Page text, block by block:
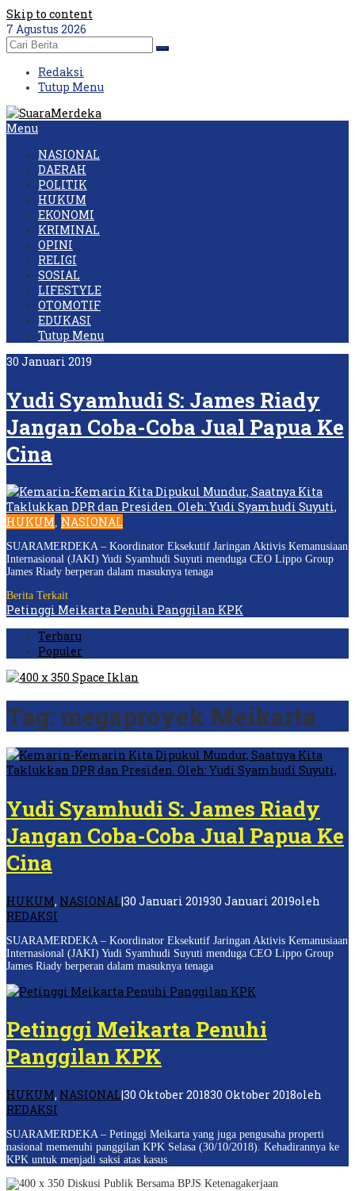
Skip to content
7 Agustus 2026
Redaksi
Tutup Menu
Menu
NASIONAL
DAERAH
POLITIK
HUKUM
EKONOMI
KRIMINAL
OPINI
RELIGI
SOSIAL
LIFESTYLE
OTOMOTIF
EDUKASI
Tutup Menu
30 Januari 2019
Yudi Syamhudi S: James Riady
Jangan Coba-Coba Jual Papua Ke
Cina
HUKUM, NASIONAL
SUARAMERDEKA – Koordinator Eksekutif Jaringan Aktivis Kemanusiaan
Internasional (JAKI) Yudi Syamhudi Suyuti menduga CEO Lippo Group
James Riady berperan dalam masuknya tenaga
Berita Terkait
Petinggi Meikarta Penuhi Panggilan KPK
Terbaru
Populer
Tag: megaproyek Meikarta
Yudi Syamhudi S: James Riady
Jangan Coba-Coba Jual Papua Ke
Cina
HUKUM, NASIONAL|30 Januari 201930 Januari 2019oleh
REDAKSI
SUARAMERDEKA – Koordinator Eksekutif Jaringan Aktivis Kemanusiaan
Internasional (JAKI) Yudi Syamhudi Suyuti menduga CEO Lippo Group
James Riady berperan dalam masuknya tenaga
Petinggi Meikarta Penuhi
Panggilan KPK
HUKUM, NASIONAL|30 Oktober 201830 Oktober 2018oleh
REDAKSI
SUARAMERDEKA – Petinggi Meikarta yang juga pengusaha properti
nasional memenuhi panggilan KPK Selasa (30/10/2018). Kehadirannya ke
KPK untuk menjadi saksi atas kasus